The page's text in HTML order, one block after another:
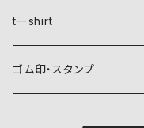
稲妻
霞
植物紋
葵
動物紋
自然紋
稲妻
植物紋
tーshirt
ゴム印・スタンプ